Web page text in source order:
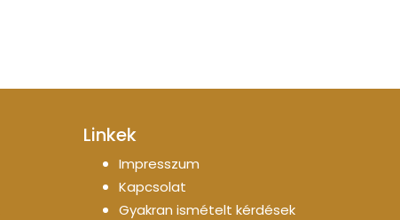
Linkek
Impresszum
Kapcsolat
Gyakran ismételt kérdések